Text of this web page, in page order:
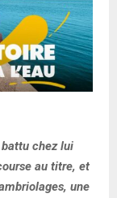
chez lui
au titre, et
une